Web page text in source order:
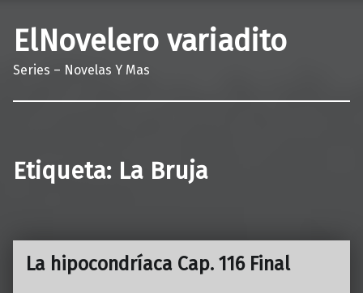
ElNovelero variadito
Series – Novelas Y Mas
Etiqueta: La Bruja
La hipocondríaca Cap. 116 Final